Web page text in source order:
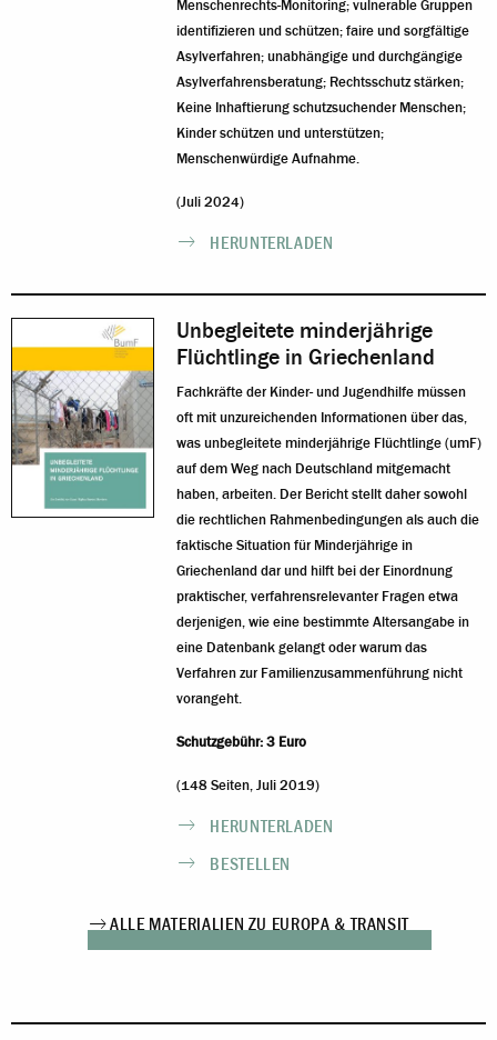
Menschenrechts-Monitoring; vulnerable Gruppen
identifizieren und schützen; faire und sorgfältige
Asylverfahren; unabhängige und durchgängige
Asylverfahrensberatung; Rechtsschutz stärken;
Keine Inhaftierung schutzsuchender Menschen;
Kinder schützen und unterstützen;
Menschenwürdige Aufnahme.
(Juli 2024)
HERUNTERLADEN
Unbegleitete minderjährige
Flüchtlinge in Griechenland
Fachkräfte der Kinder- und Jugendhilfe müssen
oft mit unzureichenden Informationen über das,
was unbegleitete minderjährige Flüchtlinge (umF)
auf dem Weg nach Deutschland mitgemacht
haben, arbeiten. Der Bericht stellt daher sowohl
die rechtlichen Rahmenbedingungen als auch die
faktische Situation für Minderjährige in
Griechenland dar und hilft bei der Einordnung
praktischer, verfahrensrelevanter Fragen etwa
derjenigen, wie eine bestimmte Altersangabe in
eine Datenbank gelangt oder warum das
Verfahren zur Familienzusammenführung nicht
vorangeht.
Schutzgebühr: 3 Euro
(148 Seiten, Juli 2019)
HERUNTERLADEN
BESTELLEN
ALLE MATERIALIEN ZU EUROPA & TRANSIT